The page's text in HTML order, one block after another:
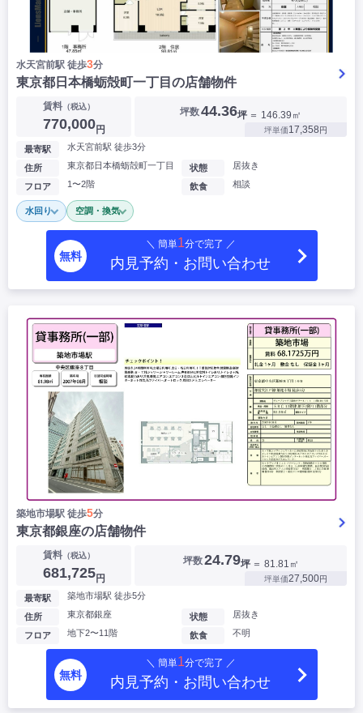
水天宮前駅 徒歩3分
東京都日本橋蛎殻町一丁目の店舗物件
賃料（税込）
770,000円
坪数44.36坪 ＝ 146.39㎡
坪単価17,358円
最寄駅 水天宮前駅 徒歩3分
住所 東京都日本橋蛎殻町一丁目
フロア 1〜2階
状態 居抜き
飲食 相談
水回り 空調・換気
無料
＼ 簡単1分で完了 ／
内見予約・お問い合わせ
築地市場駅 徒歩5分
東京都銀座の店舗物件
賃料（税込）
681,725円
坪数24.79坪 ＝ 81.81㎡
坪単価27,500円
最寄駅 築地市場駅 徒歩5分
住所 東京都銀座
フロア 地下2〜11階
状態 居抜き
飲食 不明
無料
＼ 簡単1分で完了 ／
内見予約・お問い合わせ